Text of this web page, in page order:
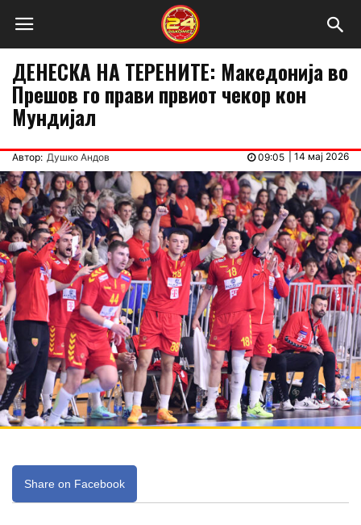
ДЕНЕСКА НА ТЕРЕНИТЕ: Македонија во
Прешов го прави првиот чекор кон
Мундијал
Автор: Душко Андов 14 мај 2026
09:05
Share on Facebook